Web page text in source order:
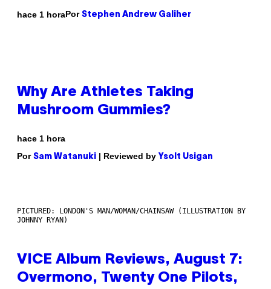
hace 1 horaPor Stephen Andrew Galiher
Why Are Athletes Taking
Mushroom Gummies?
hace 1 hora
Por Sam Watanuki | Reviewed by Ysolt Usigan
PICTURED: LONDON'S MAN/WOMAN/CHAINSAW (ILLUSTRATION BY
JOHNNY RYAN)
VICE Album Reviews, August 7:
Overmono, Twenty One Pilots,